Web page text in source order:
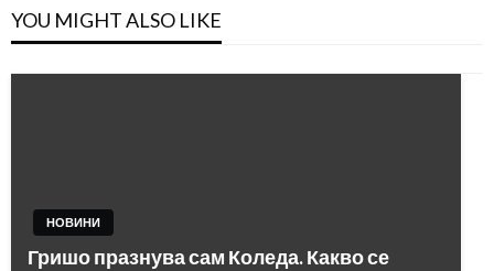
YOU MIGHT ALSO LIKE
НОВИНИ
Гришо празнува сам Коледа. Какво се